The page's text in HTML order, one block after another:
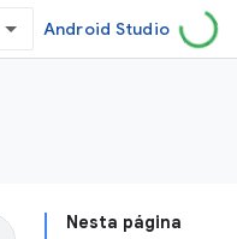
Android Studio
Nesta página